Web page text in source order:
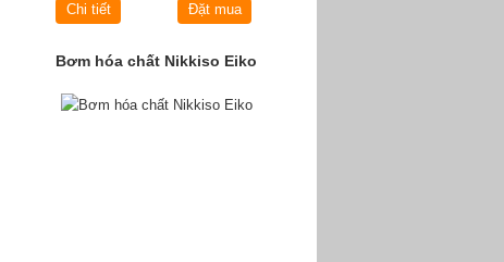
Chi tiết Đặt mua
Bơm hóa chất Nikkiso Eiko